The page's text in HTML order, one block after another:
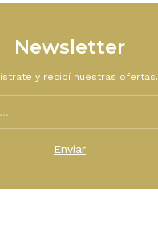
Newsletter
y recibí nuestras ofertas.